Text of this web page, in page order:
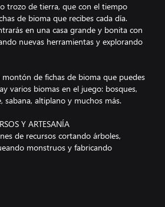
trozo de tierra, que con el tiempo
de bioma que recibes cada día.
en una casa grande y bonita con
nuevas herramientas y explorando
de fichas de bioma que puedes
varios biomas en el juego: bosques,
sabana, altiplano y muchos más.
Y ARTESANÍA
de recursos cortando árboles,
monstruos y fabricando
NUEVAS HERRAMIENTAS
cuevas oscuras y extraer